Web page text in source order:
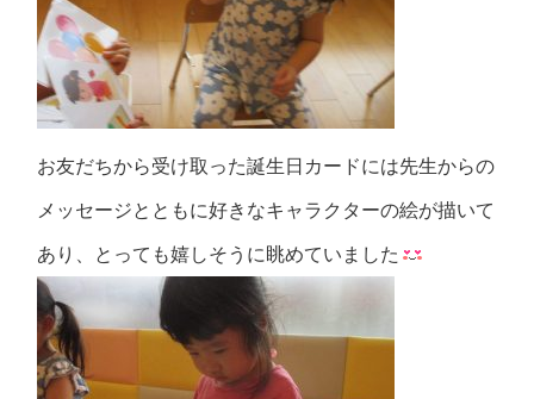
お友だちから受け取った誕生日カードには先生からの
メッセージとともに好きなキャラクターの絵が描いて
あり、とっても嬉しそうに眺めていました